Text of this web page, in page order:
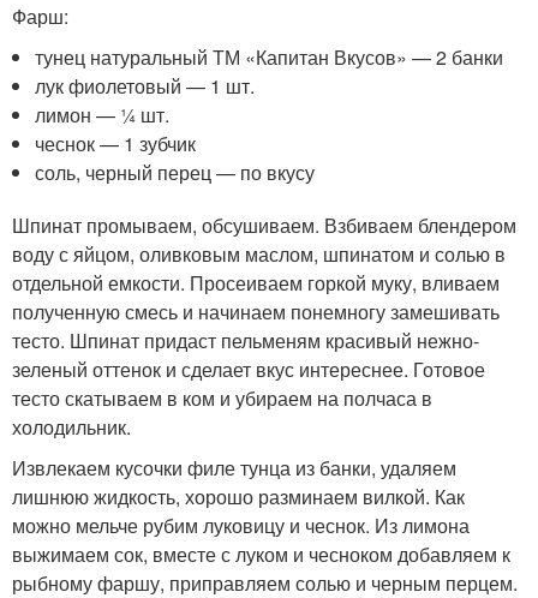
Фарш:
тунец натуральный ТМ «Капитан Вкусов» — 2 банки
лук фиолетовый — 1 шт.
лимон — ¼ шт.
чеснок — 1 зубчик
соль, черный перец — по вкусу
Шпинат промываем, обсушиваем. Взбиваем блендером
воду с яйцом, оливковым маслом, шпинатом и солью в
отдельной емкости. Просеиваем горкой муку, вливаем
полученную смесь и начинаем понемногу замешивать
тесто. Шпинат придаст пельменям красивый нежно-
зеленый оттенок и сделает вкус интереснее. Готовое
тесто скатываем в ком и убираем на полчаса в
холодильник.
Извлекаем кусочки филе тунца из банки, удаляем
лишнюю жидкость, хорошо разминаем вилкой. Как
можно мельче рубим луковицу и чеснок. Из лимона
выжимаем сок, вместе с луком и чесноком добавляем к
рыбному фаршу, приправляем солью и черным перцем.